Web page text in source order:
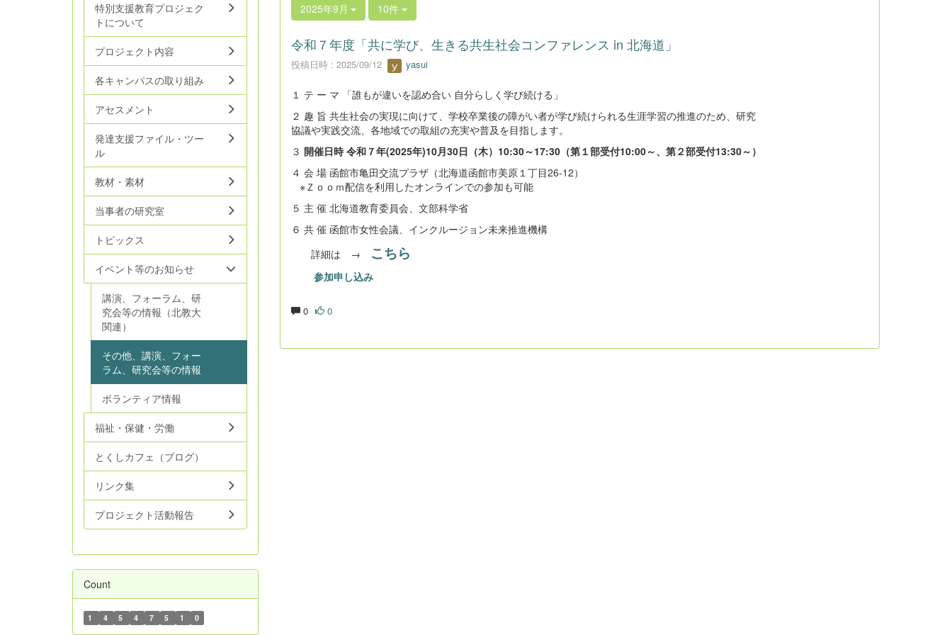
2025年9月 10件
令和７年度「共に学び、生きる共生社会コンファレンス in 北海道」
投稿日時 : 2025/09/12 yasui
１ テ ー マ 「誰もが違いを認め合い 自分らしく学び続ける」
２ 趣 旨 共生社会の実現に向けて、学校卒業後の障がい者が学び続けられる生涯学習の推進のため、研究
協議や実践交流、各地域での取組の充実や普及を目指します。
３ 開催日時 令和７年(2025年)10月30日（木）10:30～17:30（第１部受付10:00～、第２部受付13:30～）
４ 会 場 函館市亀田交流プラザ（北海道函館市美原１丁目26-12）
※Ｚｏｏｍ配信を利用したオンラインでの参加も可能
５ 主 催 北海道教育委員会、文部科学省
６ 共 催 函館市女性会議、インクルージョン未来推進機構
詳細は →
こちら
参加申し込み
0 0
特別支援教育プロジェク
トについて
プロジェクト内容
各キャンパスの取り組み
アセスメント
発達支援ファイル・ツー
ル
教材・素材
当事者の研究室
トピックス
イベント等のお知らせ
講演、フォーラム、研
究会等の情報（北教大
関連）
その他、講演、フォー
ラム、研究会等の情報
ボランティア情報
福祉・保健・労働
とくしカフェ（ブログ）
リンク集
プロジェクト活動報告
Count
1 4 5 4 7 5 1 0